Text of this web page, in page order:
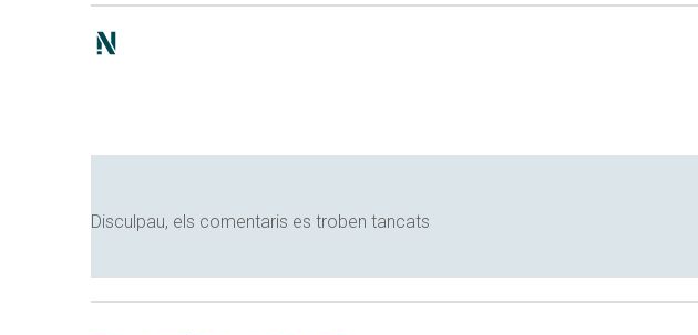
Disculpau, els comentaris es troben tancats